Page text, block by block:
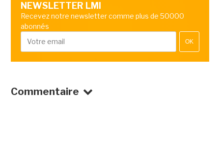
NEWSLETTER LMI
Recevez notre newsletter comme plus de 50000
abonnés
OK
Commentaire